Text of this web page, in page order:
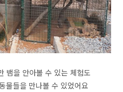
뱀을 안아볼 수 있는 체험도
물들을 만나볼 수 있었어요